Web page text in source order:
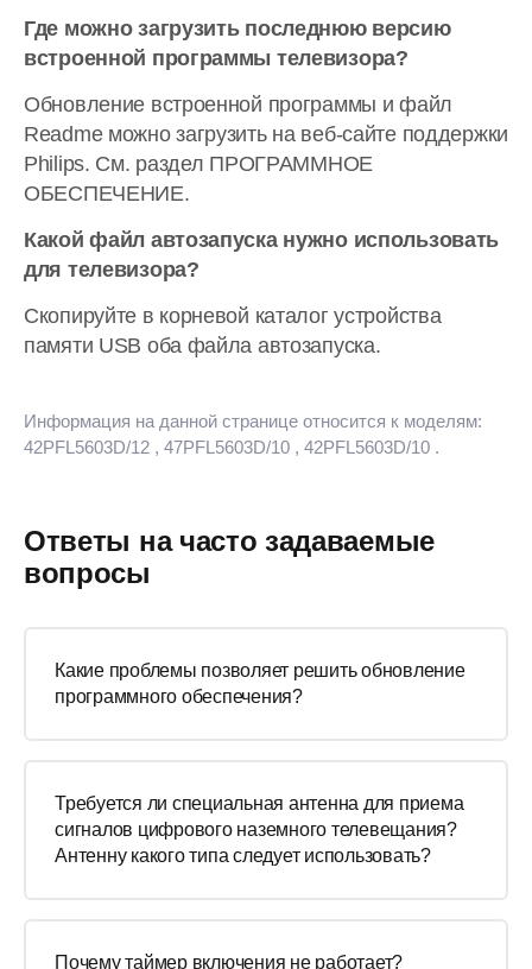
Где можно загрузить последнюю версию
встроенной программы телевизора?
Обновление встроенной программы и файл
Readme можно загрузить на веб-сайте поддержки
Philips. См. раздел ПРОГРАММНОЕ
ОБЕСПЕЧЕНИЕ.
Какой файл автозапуска нужно использовать
для телевизора?
Скопируйте в корневой каталог устройства
памяти USB оба файла автозапуска.
Информация на данной странице относится к моделям:
42PFL5603D/12 , 47PFL5603D/10 , 42PFL5603D/10 .
Ответы на часто задаваемые
вопросы
Какие проблемы позволяет решить обновление
программного обеспечения?
Требуется ли специальная антенна для приема
сигналов цифрового наземного телевещания?
Антенну какого типа следует использовать?
Почему таймер включения не работает?